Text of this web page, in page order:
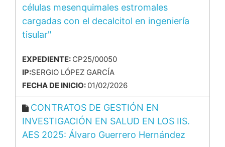
células mesenquimales estromales
cargadas con el decalcitol en ingeniería
tisular"
EXPEDIENTE: CP25/00050
IP:SERGIO LÓPEZ GARCÍA
FECHA DE INICIO: 01/02/2026
CONTRATOS DE GESTIÓN EN
INVESTIGACIÓN EN SALUD EN LOS IIS.
AES 2025: Álvaro Guerrero Hernández